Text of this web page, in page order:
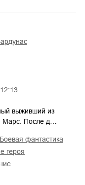
выживший из
Марс. После д…
боевая фантастика
героя